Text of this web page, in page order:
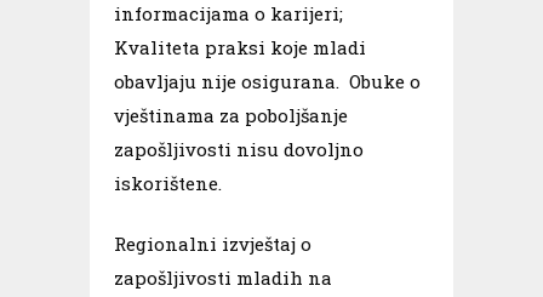
informacijama o karijeri;
Kvaliteta praksi koje mladi
obavljaju nije osigurana. Obuke o
vještinama za poboljšanje
zapošljivosti nisu dovoljno
iskorištene.
Regionalni izvještaj o
zapošljivosti mladih na